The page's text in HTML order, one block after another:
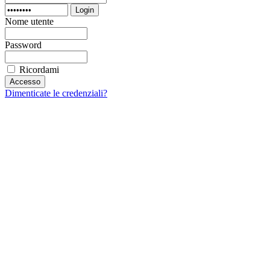
Login
Nome utente
Password
Ricordami
Dimenticate le credenziali?